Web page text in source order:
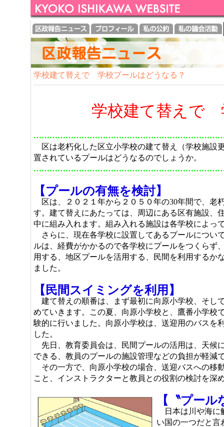
学校建て替えで 学校プールはどうなる？
学校建て替えで
区は老朽化した区立小学校の建て替え（学校施設
置されているプールはどうなるのでしょうか。
【プールの有無を検討】
区は、２０２１年から２０５０年の30年間で、老
す。建て替えにあたっては、周辺にある区有施設、
中に組み入れます。組み入れる施設は各学校によっ
さらに、現在各学校に設置してあるプールについ
ルは、経費がかかるので各学校にプールをつくらず
用する、地区プールを活用する、民間を利用するか
ました。
【民間スイミングを利用】
建て替えの順番は、まず最初に向原小学校、そし
めていきます。この夏、向原小学校と、鷹番小学校
験的に行いました。向原小学校は、送迎用のバスを
した。
先日、教育委員会は、民間プールの活用は、天候
できる、教員のプールの施設管理などの負担が軽減
その一方で、向原小学校の場合、送迎バスへの移
こと、インストラクターと教員との役割の検討を深
【〝プー
日本は川や海に
い国の一つだと言